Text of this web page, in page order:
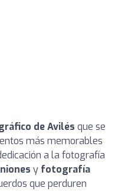
de Avilés que se
más memorables
a la fotografía
y fotografía
que perduren